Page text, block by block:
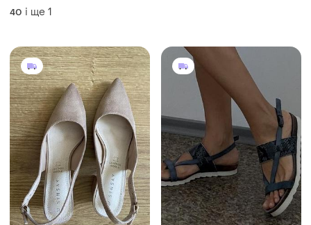
290 грн
5
261 грн з 10 серп
Principles
Срібні сандалі босоніжки
низький хід розмір 40
40 і ще 1
1200 грн 1
1400 грн -15%
Effedue
Шкіряні босоніжки effedue
vera pelle оригінал
39